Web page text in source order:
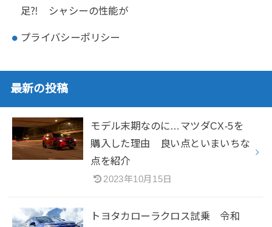
足⁈ シャシーの性能が
プライバシーポリシー
最新の投稿
モデル末期なのに…マツダCX-5を
購入した理由 良い点といまいちな
点を紹介
2023年10月15日
トヨタカローラクロス試乗 令和